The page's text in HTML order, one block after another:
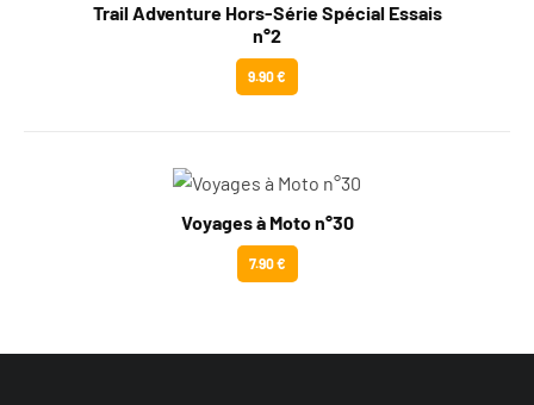
Trail Adventure Hors-Série Spécial Essais
n°2
9.90 €
Voyages à Moto n°30
7.90 €